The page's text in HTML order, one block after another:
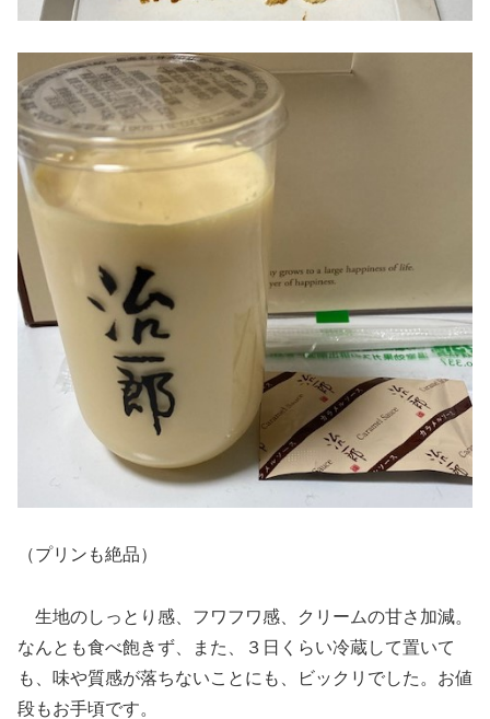
（プリンも絶品）
生地のしっとり感、フワフワ感、クリームの甘さ加減。
なんとも食べ飽きず、また、３日くらい冷蔵して置いて
も、味や質感が落ちないことにも、ビックリでした。お値
段もお手頃です。